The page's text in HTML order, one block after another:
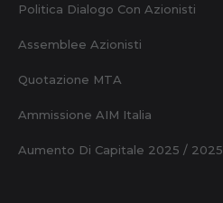
Politica Dialogo Con Azionisti
Assemblee Azionisti
Quotazione MTA
Ammissione AIM Italia
Aumento Di Capitale 2025 / 2025